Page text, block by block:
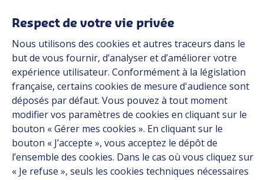
Ressources
À propos
Carrière
Contact
Suivez-nous
Linkedin
Instagram
Respect de votre vie privée
Nous utilisons des cookies et autres traceurs dans le
but de vous fournir, d’analyser et d’améliorer votre
expérience utilisateur. Conformément à la législation
française, certains cookies de mesure d'audience sont
déposés par défaut. Vous pouvez à tout moment
modifier vos paramètres de cookies en cliquant sur le
bouton « Gérer mes cookies ». En cliquant sur le
bouton « J’accepte », vous acceptez le dépôt de
l’ensemble des cookies. Dans le cas où vous cliquez sur
« Je refuse », seuls les cookies techniques nécessaires